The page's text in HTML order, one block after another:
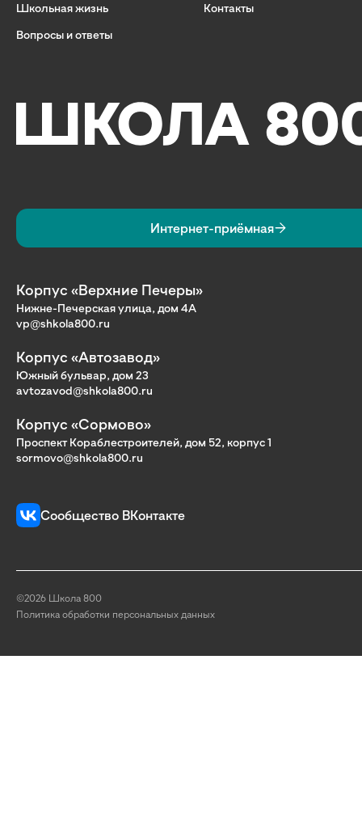
Школьная жизнь
Вопросы и ответы
Контакты
Интернет-приёмная
Корпус «Верхние Печеры»
Нижне-Печерская улица, дом 4А
vp@shkola800.ru
Корпус «Автозавод»
Южный бульвар, дом 23
avtozavod@shkola800.ru
Корпус «Сормово»
Проспект Кораблестроителей, дом 52, корпус 1
sormovo@shkola800.ru
Сообщество ВКонтакте
©2026 Школа 800
Политика обработки персональных данных